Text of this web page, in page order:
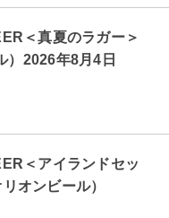
＜真夏のラガー＞
）2026年8月4日
＜アイランドセッ
オンビール）